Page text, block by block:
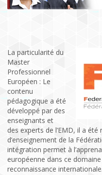
La particularité du
Master
Professionnel
Européen : Le
contenu
pédagogique a été
développé par des
enseignants et
des experts de l’EMD, il a
d’enseignement de la
intégration permet à
européenne dans ce
reconnaissance internationale.